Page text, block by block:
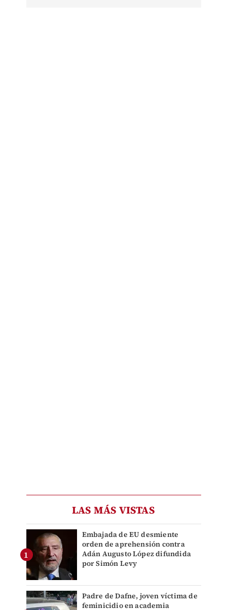
LAS MÁS VISTAS
Embajada de EU desmiente
orden de aprehensión contra
Adán Augusto López difundida
por Simón Levy
Padre de Dafne, joven víctima de
feminicidio en academia